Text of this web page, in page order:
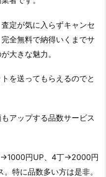
定が気に入らずキャンセ
全無料で納得いくまでサ
大きな魅力。
を送ってもらえるのでと
アップする品数サービス
円UP、4丁→2000円
特に品数多い方は是非。